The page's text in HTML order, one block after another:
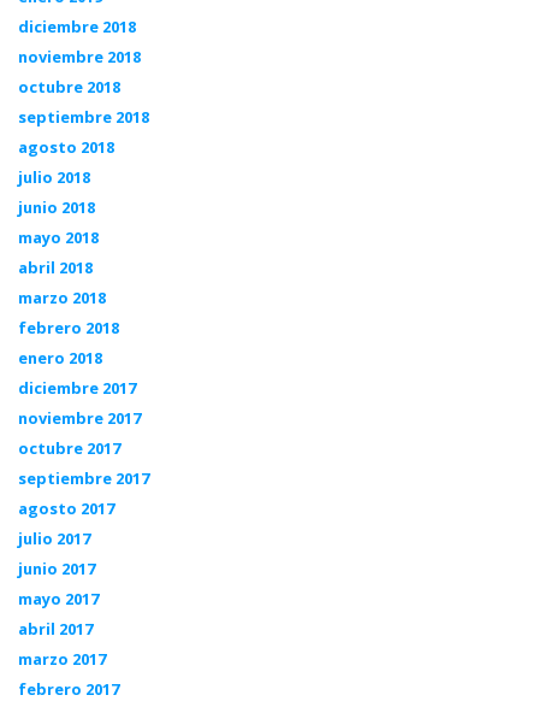
diciembre 2018
noviembre 2018
octubre 2018
septiembre 2018
agosto 2018
julio 2018
junio 2018
mayo 2018
abril 2018
marzo 2018
febrero 2018
enero 2018
diciembre 2017
noviembre 2017
octubre 2017
septiembre 2017
agosto 2017
julio 2017
junio 2017
mayo 2017
abril 2017
marzo 2017
febrero 2017